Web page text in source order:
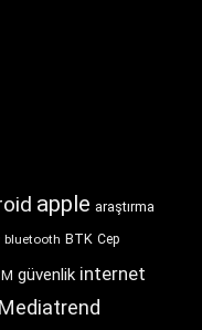
apple araştırma
bluetooth BTK Cep
güvenlik internet
Mediatrend